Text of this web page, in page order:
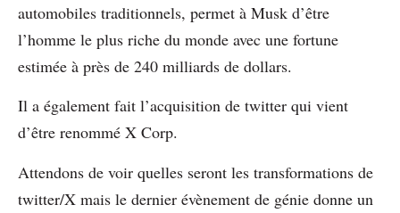
automobiles traditionnels, permet à Musk d’être
l’homme le plus riche du monde avec une fortune
estimée à près de 240 milliards de dollars.
Il a également fait l’acquisition de twitter qui vient
d’être renommé X Corp.
Attendons de voir quelles seront les transformations de
twitter/X mais le dernier évènement de génie donne un